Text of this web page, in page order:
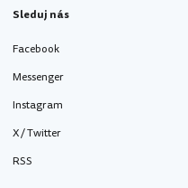
Sleduj nás
Facebook
Messenger
Instagram
X / Twitter
RSS